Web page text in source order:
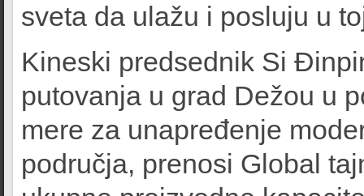
sveta da ulažu i posluju u
Kineski predsednik Si
putovanja u grad Dežou u
mere za unapređenje
područja, prenosi Global